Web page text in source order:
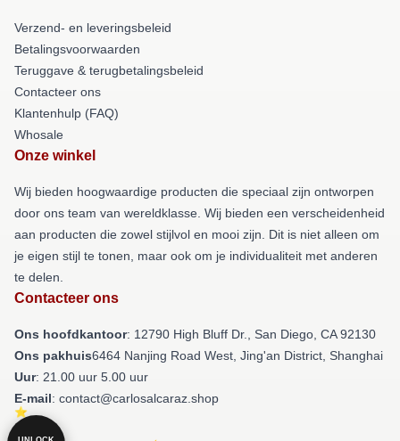
Verzend- en leveringsbeleid
Betalingsvoorwaarden
Teruggave & terugbetalingsbeleid
Contacteer ons
Klantenhulp (FAQ)
Whosale
Onze winkel
Wij bieden hoogwaardige producten die speciaal zijn ontworpen
door ons team van wereldklasse. Wij bieden een verscheidenheid
aan producten die zowel stijlvol en mooi zijn. Dit is niet alleen om
je eigen stijl te tonen, maar ook om je individualiteit met anderen
te delen.
Contacteer ons
Ons hoofdkantoor: 12790 High Bluff Dr., San Diego, CA 92130
Ons pakhuis6464 Nanjing Road West, Jing'an District, Shanghai
Uur: 21.00 uur 5.00 uur
E-mail: contact@carlosalcaraz.shop